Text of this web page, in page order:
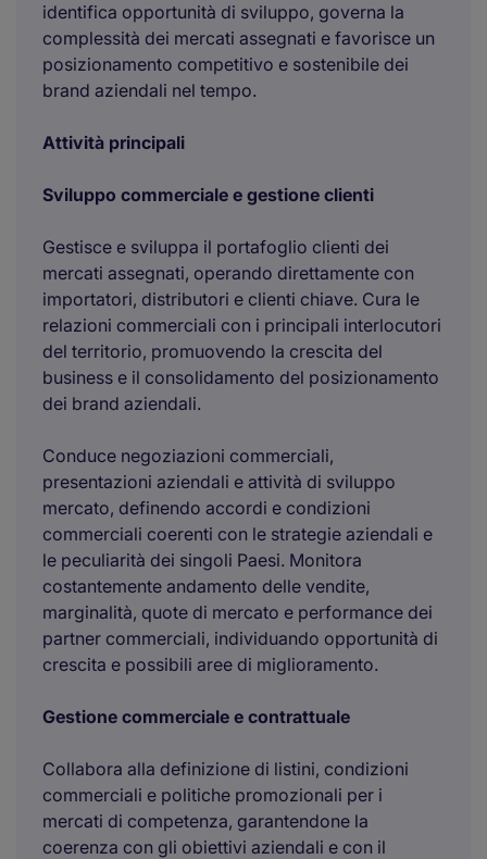
identifica opportunità di sviluppo, governa la
complessità dei mercati assegnati e favorisce un
posizionamento competitivo e sostenibile dei
brand aziendali nel tempo.
Attività principali
Sviluppo commerciale e gestione clienti
Gestisce e sviluppa il portafoglio clienti dei
mercati assegnati, operando direttamente con
importatori, distributori e clienti chiave. Cura le
relazioni commerciali con i principali interlocutori
del territorio, promuovendo la crescita del
business e il consolidamento del posizionamento
dei brand aziendali.
Conduce negoziazioni commerciali,
presentazioni aziendali e attività di sviluppo
mercato, definendo accordi e condizioni
commerciali coerenti con le strategie aziendali e
le peculiarità dei singoli Paesi. Monitora
costantemente andamento delle vendite,
marginalità, quote di mercato e performance dei
partner commerciali, individuando opportunità di
crescita e possibili aree di miglioramento.
Gestione commerciale e contrattuale
Collabora alla definizione di listini, condizioni
commerciali e politiche promozionali per i
mercati di competenza, garantendone la
coerenza con gli obiettivi aziendali e con il